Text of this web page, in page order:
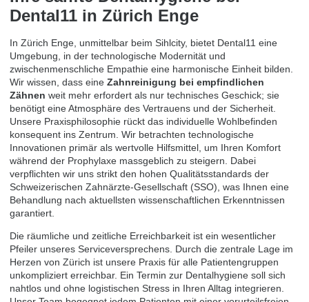
Dental11 in Zürich Enge
In Zürich Enge, unmittelbar beim Sihlcity, bietet Dental11 eine
Umgebung, in der technologische Modernität und
zwischenmenschliche Empathie eine harmonische Einheit bilden.
Wir wissen, dass eine Zahnreinigung bei empfindlichen
Zähnen weit mehr erfordert als nur technisches Geschick; sie
benötigt eine Atmosphäre des Vertrauens und der Sicherheit.
Unsere Praxisphilosophie rückt das individuelle Wohlbefinden
konsequent ins Zentrum. Wir betrachten technologische
Innovationen primär als wertvolle Hilfsmittel, um Ihren Komfort
während der Prophylaxe massgeblich zu steigern. Dabei
verpflichten wir uns strikt den hohen Qualitätsstandards der
Schweizerischen Zahnärzte-Gesellschaft (SSO), was Ihnen eine
Behandlung nach aktuellsten wissenschaftlichen Erkenntnissen
garantiert.
Die räumliche und zeitliche Erreichbarkeit ist ein wesentlicher
Pfeiler unseres Serviceversprechens. Durch die zentrale Lage im
Herzen von Zürich ist unsere Praxis für alle Patientengruppen
unkompliziert erreichbar. Ein Termin zur Dentalhygiene soll sich
nahtlos und ohne logistischen Stress in Ihren Alltag integrieren.